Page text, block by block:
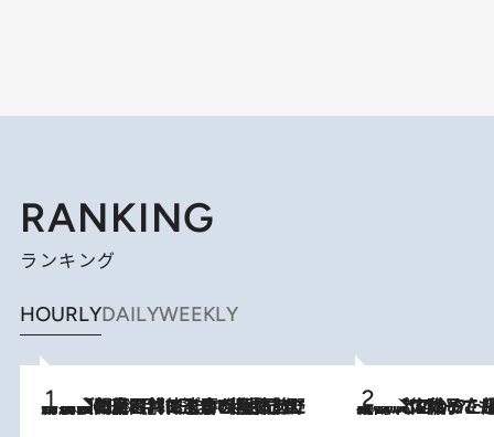
RANKING
ランキング
HOURLYDAILYWEEKLY
2026.8.8
「最後に見られてよかった」上野動物園の東園パンダ舎が解体前に特別公開。8月16日まで延長されたパネル展と共に辿る“半世紀”のパンダ飼育《解体工事の図面あり》 2026.8.5
【阿川佐和子さんの年とる力】なぜ70代で始めた趣味は“こんなに楽しい”のか？ ピアノ、俳句…スランプに陥っても続けられる“ある秘訣”とは